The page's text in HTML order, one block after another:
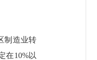
制造业转
在10%以